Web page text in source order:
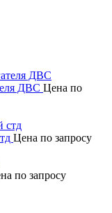
ДВС Цена по
Цена по запросу
по запросу